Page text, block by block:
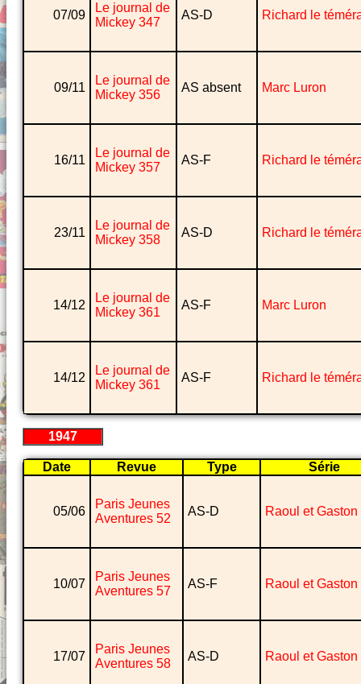
07/09
Le journal de
Mickey 347
AS-D Richard le
09/11
Le journal de
Mickey 356
AS absent Marc Luron
16/11
Le journal de
Mickey 357
AS-F Richard le
23/11
Le journal de
Mickey 358
AS-D Richard le
14/12
Le journal de
Mickey 361
AS-F Marc Luron
14/12
Le journal de
Mickey 361
AS-F Richard le
1947
Date Revue Type Série
05/06
Paris Jeunes
Aventures 52
AS-D Raoul et Gaston
10/07
Paris Jeunes
Aventures 57
AS-F Raoul et Gaston
17/07
Paris Jeunes
Aventures 58
AS-D Raoul et Gaston